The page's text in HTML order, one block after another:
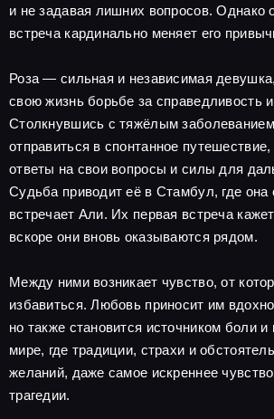
и не задавая лишних вопросов. Однако
встреча кардинально меняет его
Роза — сильная и независимая
свою жизнь борьбе за справедливость
Столкнувшись с тяжёлым
отправиться в спонтанное
ответы на свои вопросы и силы для
Судьба приводит её в Стамбул, где она
встречает Али. Их первая встреча
вскоре они вновь оказываются рядом.
Между ними возникает чувство, от
избавиться. Любовь приносит им
но также становится источником боли
мире, где традиции, страхи и
желаний, даже самое искреннее
трагедии.